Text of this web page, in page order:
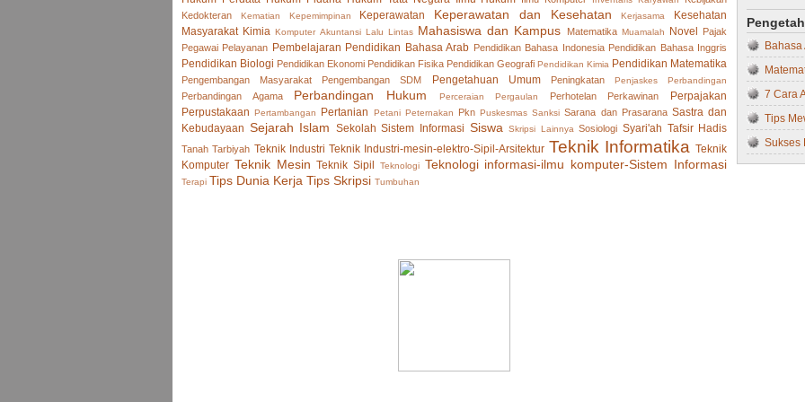
Kedokteran
Kematian Kepemimpinan Keperawatan Keperawatan dan Kesehatan Kerjasama
Kesehatan
Masyarakat Kimia Komputer Akuntansi Lalu Lintas Mahasiswa dan Kampus Matematika Muamalah Novel
Pajak
Pegawai Pelayanan Pembelajaran Pendidikan Bahasa Arab Pendidikan Bahasa Indonesia Pendidikan Bahasa Inggris
Pendidikan Biologi Pendidikan Ekonomi Pendidikan Fisika Pendidikan Geografi Pendidikan Kimia Pendidikan Matematika
Pengembangan Masyarakat Pengembangan SDM Pengetahuan Umum Peningkatan Penjaskes Perbandingan
Perbandingan Agama Perbandingan Hukum Perceraian Pergaulan Perhotelan Perkawinan
Perpajakan
Perpustakaan Pertambangan Pertanian Petani Peternakan Pkn Puskesmas Sanksi Sarana dan Prasarana Sastra dan
Kebudayaan Sejarah Islam Sekolah Sistem Informasi Siswa Skripsi Lainnya Sosiologi Syari'ah Tafsir Hadis
Tanah Tarbiyah Teknik Industri Teknik Industri-mesin-elektro-Sipil-Arsitektur Teknik Informatika Teknik
Komputer Teknik Mesin Teknik Sipil Teknologi Teknologi informasi-ilmu komputer-Sistem Informasi
Terapi Tips Dunia Kerja Tips Skripsi Tumbuhan
MIPA
Olah
Pindah-
Tips
Cara
Tips
Bahasa
7 Cara
Tips
Sukses
Sukses